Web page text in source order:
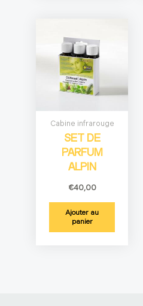
Cabine infrarouge
SET DE
PARFUM
ALPIN
€40,00
Ajouter au
panier